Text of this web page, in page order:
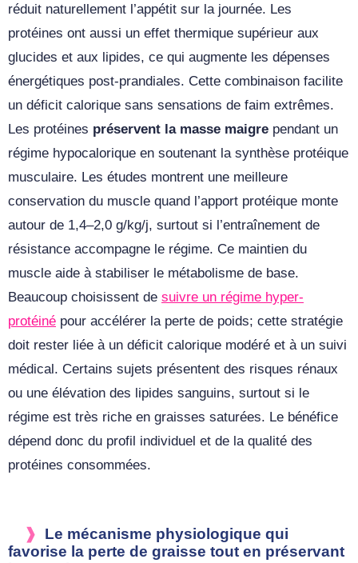
réduit naturellement l’appétit sur la journée. Les
protéines ont aussi un effet thermique supérieur aux
glucides et aux lipides, ce qui augmente les dépenses
énergétiques post‑prandiales. Cette combinaison facilite
un déficit calorique sans sensations de faim extrêmes.
Les protéines préservent la masse maigre pendant un
régime hypocalorique en soutenant la synthèse protéique
musculaire. Les études montrent une meilleure
conservation du muscle quand l’apport protéique monte
autour de 1,4–2,0 g/kg/j, surtout si l’entraînement de
résistance accompagne le régime. Ce maintien du
muscle aide à stabiliser le métabolisme de base.
Beaucoup choisissent de suivre un régime hyper-
protéiné pour accélérer la perte de poids; cette stratégie
doit rester liée à un déficit calorique modéré et à un suivi
médical. Certains sujets présentent des risques rénaux
ou une élévation des lipides sanguins, surtout si le
régime est très riche en graisses saturées. Le bénéfice
dépend donc du profil individuel et de la qualité des
protéines consommées.
Le mécanisme physiologique qui
favorise la perte de graisse tout en préservant